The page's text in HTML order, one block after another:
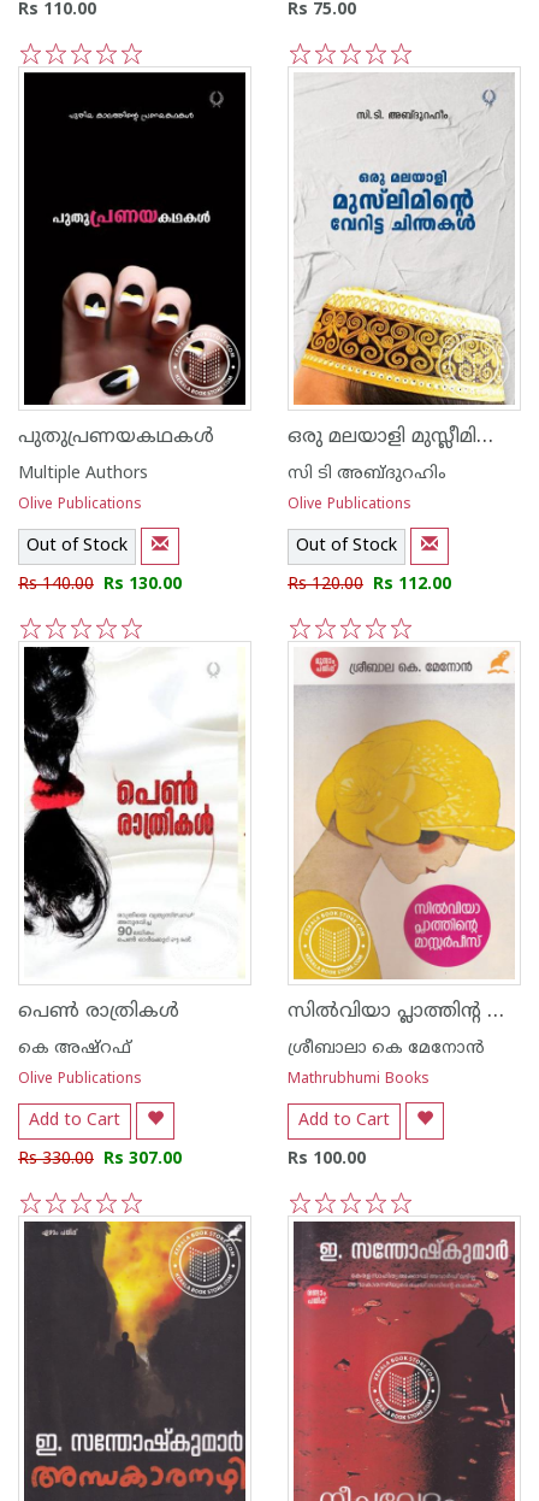
Rs 110.00
5
4
3
2
1
Rs 75.00
5
4
3
2
1
പുതുപ്രണയകഥകള്‍
Multiple Authors
Olive Publications
Out of Stock
Rs 140.00 Rs 130.00
3
2
1
ഒരു മലയാളി മുസ്ലീമിന്‍റെ വേറിട്ട ചിന്തകള്‍
സി ടി അബ്ദുറഹിം
Olive Publications
Out of Stock
Rs 120.00 Rs 112.00
5
4
3
2
പെണ്‍ രാത്രികള്‍
കെ അഷ്റഫ്
Olive Publications
Add to Cart
Rs 330.00 Rs 307.00
5
4
3
2
1
സില്‍വിയാ പ്ലാത്തിന്റ മാസ്‌ററര്‍പീസ്‌
ശ്രീബാലാ കെ മേനോന്‍
Mathrubhumi Books
Add to Cart
Rs 100.00
5
4
3
2
1